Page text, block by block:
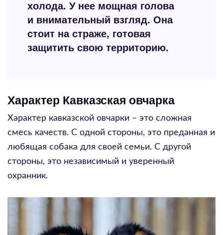
холода. У нее мощная голова
и внимательный взгляд. Она
стоит на страже, готовая
защитить свою территорию.
Характер Кавказская овчарка
Характер кавказской овчарки – это сложная
смесь качеств. С одной стороны, это преданная и
любящая собака для своей семьи. С другой
стороны, это независимый и уверенный
охранник.